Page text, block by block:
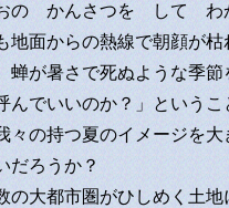
の かんさつを して わか
地面からの熱線で朝顔が枯
蝉が暑さで死ぬような季節
んでいいのか？」というこ
の持つ夏のイメージを大
だろうか？
大都市圏がひしめく土地